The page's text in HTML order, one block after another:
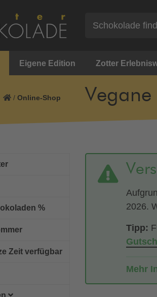
Eigene Edition Zotter
/ Online-Shop Vegane
2026.
Tipp:
Mehr
%
Zeit verfügbar